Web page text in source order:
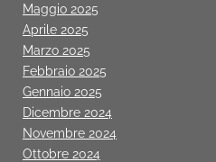
Maggio 2025
Aprile 2025
Marzo 2025
Febbraio 2025
Gennaio 2025
Dicembre 2024
Novembre 2024
Ottobre 2024